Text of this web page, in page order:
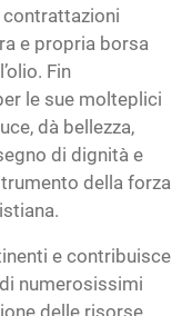
contrattazioni
e propria borsa
Fin
le sue molteplici
dà bellezza,
di dignità e
della forza
e contribuisce
numerosissimi
delle risorse